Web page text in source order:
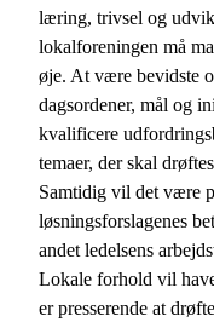
læring, trivsel og
lokalforeningen må
øje. At være bevidste
dagsordener, mål og
kvalificere
temaer, der skal
Samtidig vil det være
løsningsforslagenes
andet ledelsens
Lokale forhold vil
er presserende at